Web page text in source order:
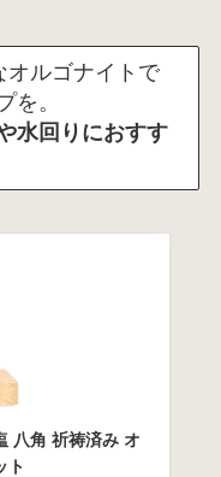
オルゴナイトで
を。
水回りにおすす
八角 祈祷済み オ
ト